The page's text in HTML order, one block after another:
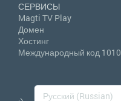
СЕРВИСЫ
Magti TV Play
Домен
Хостинг
Международный код 1010